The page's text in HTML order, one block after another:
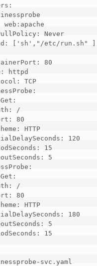
Never
['sh',"/etc/run.sh" ]
80
TCP
/
HTTP
120
15
5
/
HTTP
180
5
15
svc.yaml